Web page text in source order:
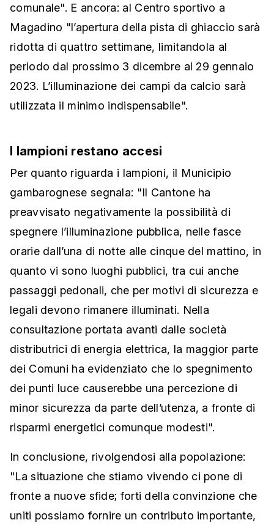
comunale". E ancora: al Centro sportivo a
Magadino "l’apertura della pista di ghiaccio sarà
ridotta di quattro settimane, limitandola al
periodo dal prossimo 3 dicembre al 29 gennaio
2023. L’illuminazione dei campi da calcio sarà
utilizzata il minimo indispensabile".
I lampioni restano accesi
Per quanto riguarda i lampioni, il Municipio
gambarognese segnala: "Il Cantone ha
preavvisato negativamente la possibilità di
spegnere l’illuminazione pubblica, nelle fasce
orarie dall’una di notte alle cinque del mattino, in
quanto vi sono luoghi pubblici, tra cui anche
passaggi pedonali, che per motivi di sicurezza e
legali devono rimanere illuminati. Nella
consultazione portata avanti dalle società
distributrici di energia elettrica, la maggior parte
dei Comuni ha evidenziato che lo spegnimento
dei punti luce causerebbe una percezione di
minor sicurezza da parte dell’utenza, a fronte di
risparmi energetici comunque modesti".
In conclusione, rivolgendosi alla popolazione:
"La situazione che stiamo vivendo ci pone di
fronte a nuove sfide; forti della convinzione che
uniti possiamo fornire un contributo importante,